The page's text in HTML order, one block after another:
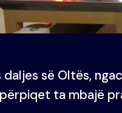
daljes së Oltës,
ta mbajë